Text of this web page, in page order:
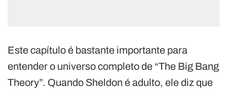
Este capítulo é bastante importante para
entender o universo completo de “The Big Bang
Theory”. Quando Sheldon é adulto, ele diz que